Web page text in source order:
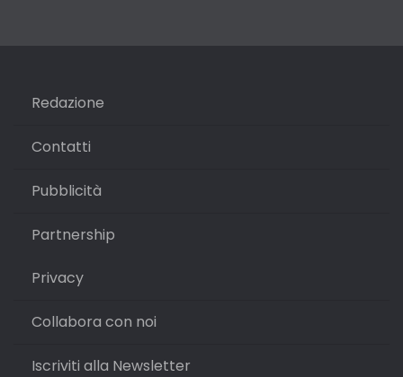
Redazione
Contatti
Pubblicità
Partnership
Privacy
Collabora con noi
Iscriviti alla Newsletter